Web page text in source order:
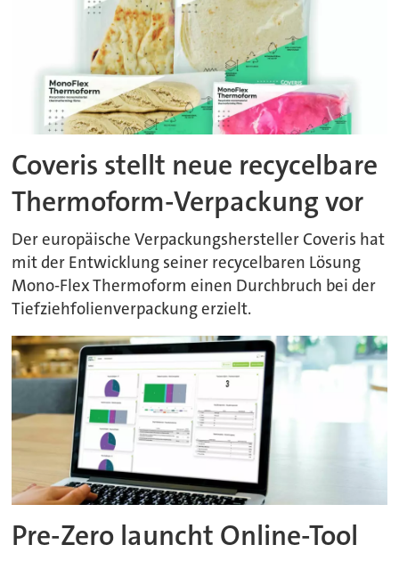
Coveris stellt neue recycelbare
Thermoform-Verpackung vor
Der europäische Verpackungshersteller Coveris hat
mit der Entwicklung seiner recycelbaren Lösung
Mono-Flex Thermoform einen Durchbruch bei der
Tiefziehfolienverpackung erzielt.
Pre-Zero launcht Online-Tool